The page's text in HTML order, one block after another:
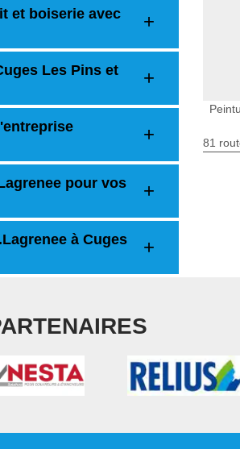
et boiserie avec
Les Pins et
pour vos
à Cuges
81